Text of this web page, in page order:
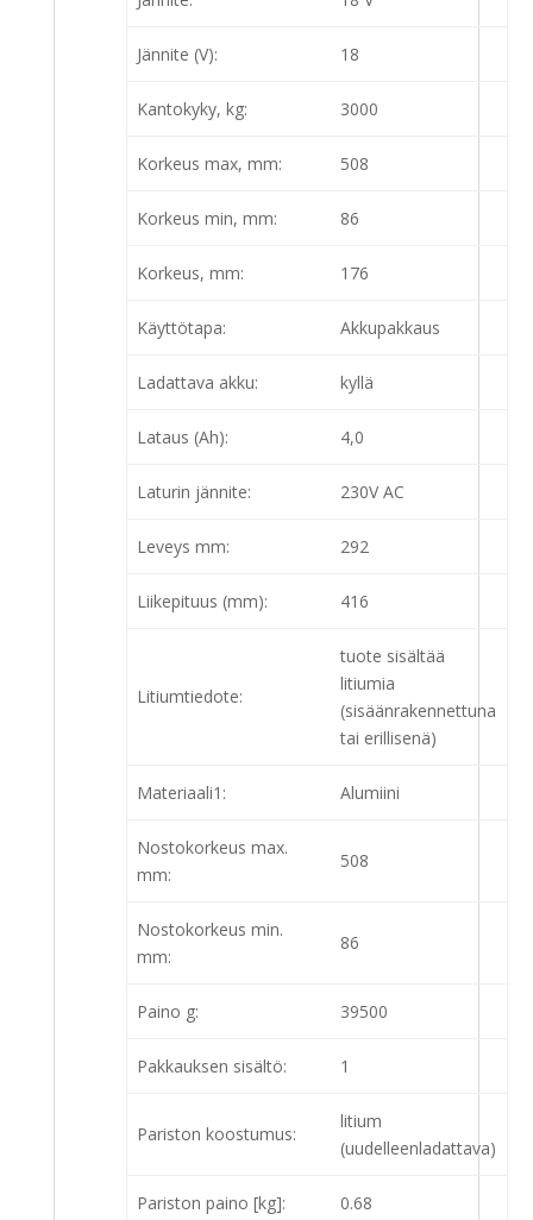
Jännite (V): 18
Kantokyky, kg: 3000
Korkeus max, mm: 508
Korkeus min, mm: 86
Korkeus, mm: 176
Käyttötapa: Akkupakkaus
Ladattava akku: kyllä
Lataus (Ah): 4,0
Laturin jännite: 230V AC
Leveys mm: 292
Liikepituus (mm): 416
Litiumtiedote:
tuote sisältää
litiumia
(sisäänrakennettuna
tai erillisenä)
Materiaali1: Alumiini
Nostokorkeus max.
mm:
508
Nostokorkeus min.
mm:
86
Paino g: 39500
Pakkauksen sisältö: 1
Pariston koostumus:
litium
(uudelleenladattava)
Pariston paino [kg]: 0.68